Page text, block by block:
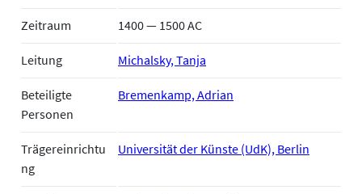
Zeitraum 1400 — 1500 AC
Leitung Michalsky, Tanja
Beteiligte
Personen
Bremenkamp, Adrian
Trägereinrichtu
ng
Universität der Künste (UdK), Berlin